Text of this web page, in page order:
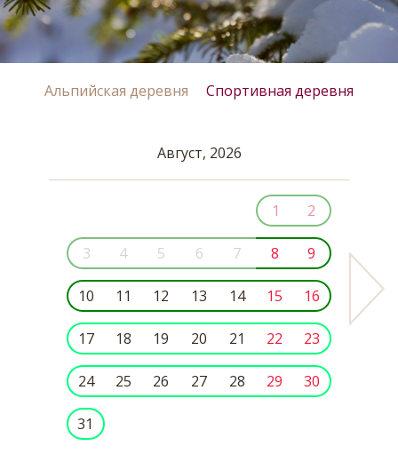
Альпийская деревня Спортивная деревня
Август, 2026
1 2
3 4 5 6 7 8 9
10 11 12 13 14 15 16
17 18 19 20 21 22 23
24 25 26 27 28 29 30
31